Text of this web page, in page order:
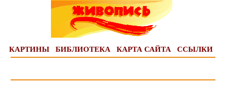
КАРТИНЫ БИБЛИОТЕКА КАРТА САЙТА ССЫЛКИ